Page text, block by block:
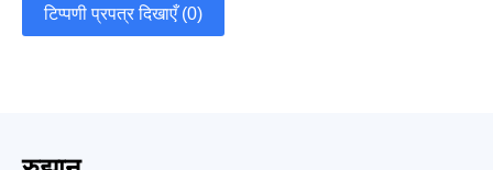
टिप्पणी प्रपत्र दिखाएँ (0)